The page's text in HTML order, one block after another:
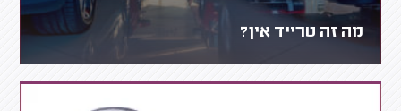
מה זה טרייד אין?